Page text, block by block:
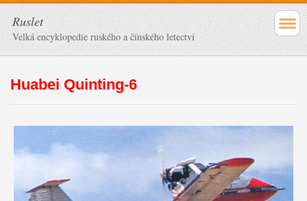
Ruslet
Velká encyklopedie ruského a čínského letectví
Huabei Quinting-6